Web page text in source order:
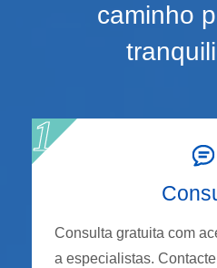
caminho
Consulta gratuita com
a especialistas.